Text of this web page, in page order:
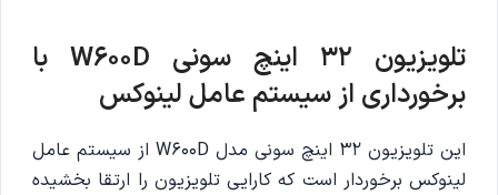
تلویزیون 32 اینچ سونی W600D با
برخورداری از سیستم عامل لینوکس
این تلویزیون 32 اینچ سونی مدل W600D از سیستم عامل
لینوکس برخوردار است که کارایی تلویزیون را ارتقا بخشیده